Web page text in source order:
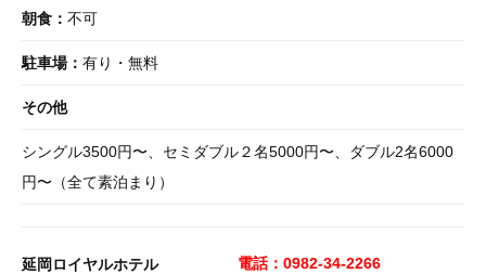
朝食： 不可
駐車場： 有り・無料
その他
シングル3500円〜、セミダブル２名5000円〜、ダブル2名6000
円〜（全て素泊まり）
延岡ロイヤルホテル 電話：0982-34-2266